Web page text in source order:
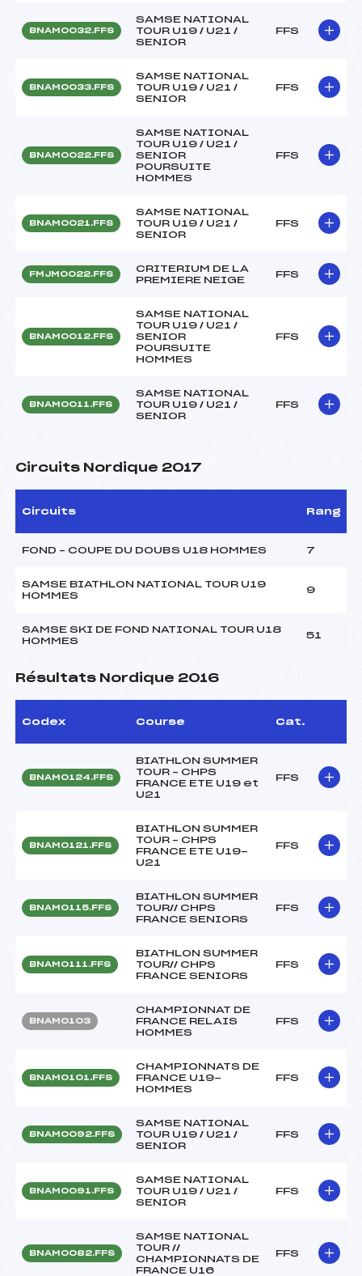
BNAM0032.FFS
SAMSE NATIONAL
TOUR U19 / U21 /
SENIOR
FFS
BNAM0033.FFS
SAMSE NATIONAL
TOUR U19 / U21 /
SENIOR
FFS
BNAM0022.FFS
SAMSE NATIONAL
TOUR U19 / U21 /
SENIOR
POURSUITE
HOMMES
FFS
BNAM0021.FFS
SAMSE NATIONAL
TOUR U19 / U21 /
SENIOR
FFS
FMJM0022.FFS
CRITERIUM DE LA
PREMIERE NEIGE
FFS
BNAM0012.FFS
SAMSE NATIONAL
TOUR U19 / U21 /
SENIOR
POURSUITE
HOMMES
FFS
BNAM0011.FFS
SAMSE NATIONAL
TOUR U19 / U21 /
SENIOR
FFS
Circuits Nordique 2017
Circuits Rang
FOND – COUPE DU DOUBS U18 HOMMES 7
SAMSE BIATHLON NATIONAL TOUR U19
HOMMES
9
SAMSE SKI DE FOND NATIONAL TOUR U18
HOMMES
51
Résultats Nordique 2016
Codex Course Cat.
BNAM0124.FFS
BIATHLON SUMMER
TOUR – CHPS
FRANCE ETE U19 et
U21
FFS
BNAM0121.FFS
BIATHLON SUMMER
TOUR – CHPS
FRANCE ETE U19-
U21
FFS
BNAM0115.FFS
BIATHLON SUMMER
TOUR// CHPS
FRANCE SENIORS
FFS
BNAM0111.FFS
BIATHLON SUMMER
TOUR// CHPS
FRANCE SENIORS
FFS
BNAM0103
CHAMPIONNAT DE
FRANCE RELAIS
HOMMES
FFS
BNAM0101.FFS
CHAMPIONNATS DE
FRANCE U19-
HOMMES
FFS
BNAM0092.FFS
SAMSE NATIONAL
TOUR U19 / U21 /
SENIOR
FFS
BNAM0091.FFS
SAMSE NATIONAL
TOUR U19 / U21 /
SENIOR
FFS
BNAM0082.FFS
SAMSE NATIONAL
TOUR //
CHAMPIONNATS DE
FRANCE U16
FFS